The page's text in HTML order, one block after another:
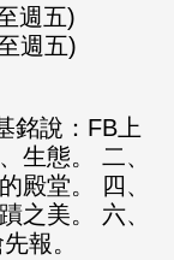
週五)
週五)
銘說：FB上
生態。 二、
殿堂。 四、
之美。 六、
報。